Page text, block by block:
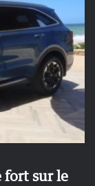
fort sur le